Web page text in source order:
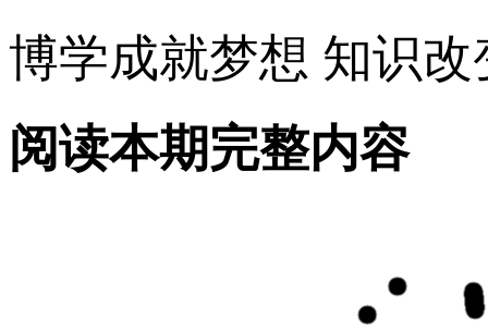
博学成就梦想 知识改
阅读本期完整内容